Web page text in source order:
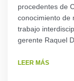
procedentes de
conocimiento de
trabajo
gerente Raquel
LEER MÁS